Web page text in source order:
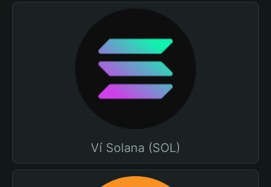
Ví Solana (SOL)